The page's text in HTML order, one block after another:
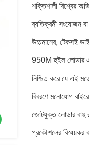
শক্তিশালী বিশ্বের
ব্যতিক্রমী সংযোজন
উচ্চমানের, টেকসই
950M হুইল লোডার এর
নিশ্চিত করে যে এই
বিবরণে মনোযোগ
জোটযুক্ত লোডার বাহু
প্রকৌশলের বিস্ময়কর